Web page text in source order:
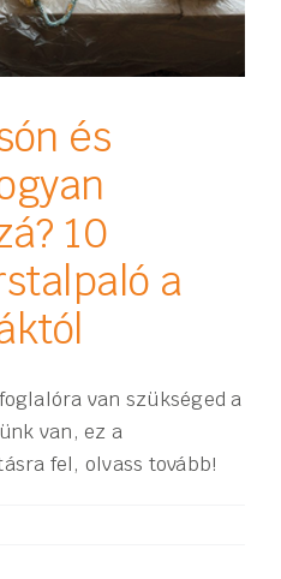
és
10
a
van szükséged a
van, ez a
fel, olvass tovább!